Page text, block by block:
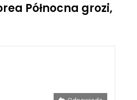
Północna grozi,